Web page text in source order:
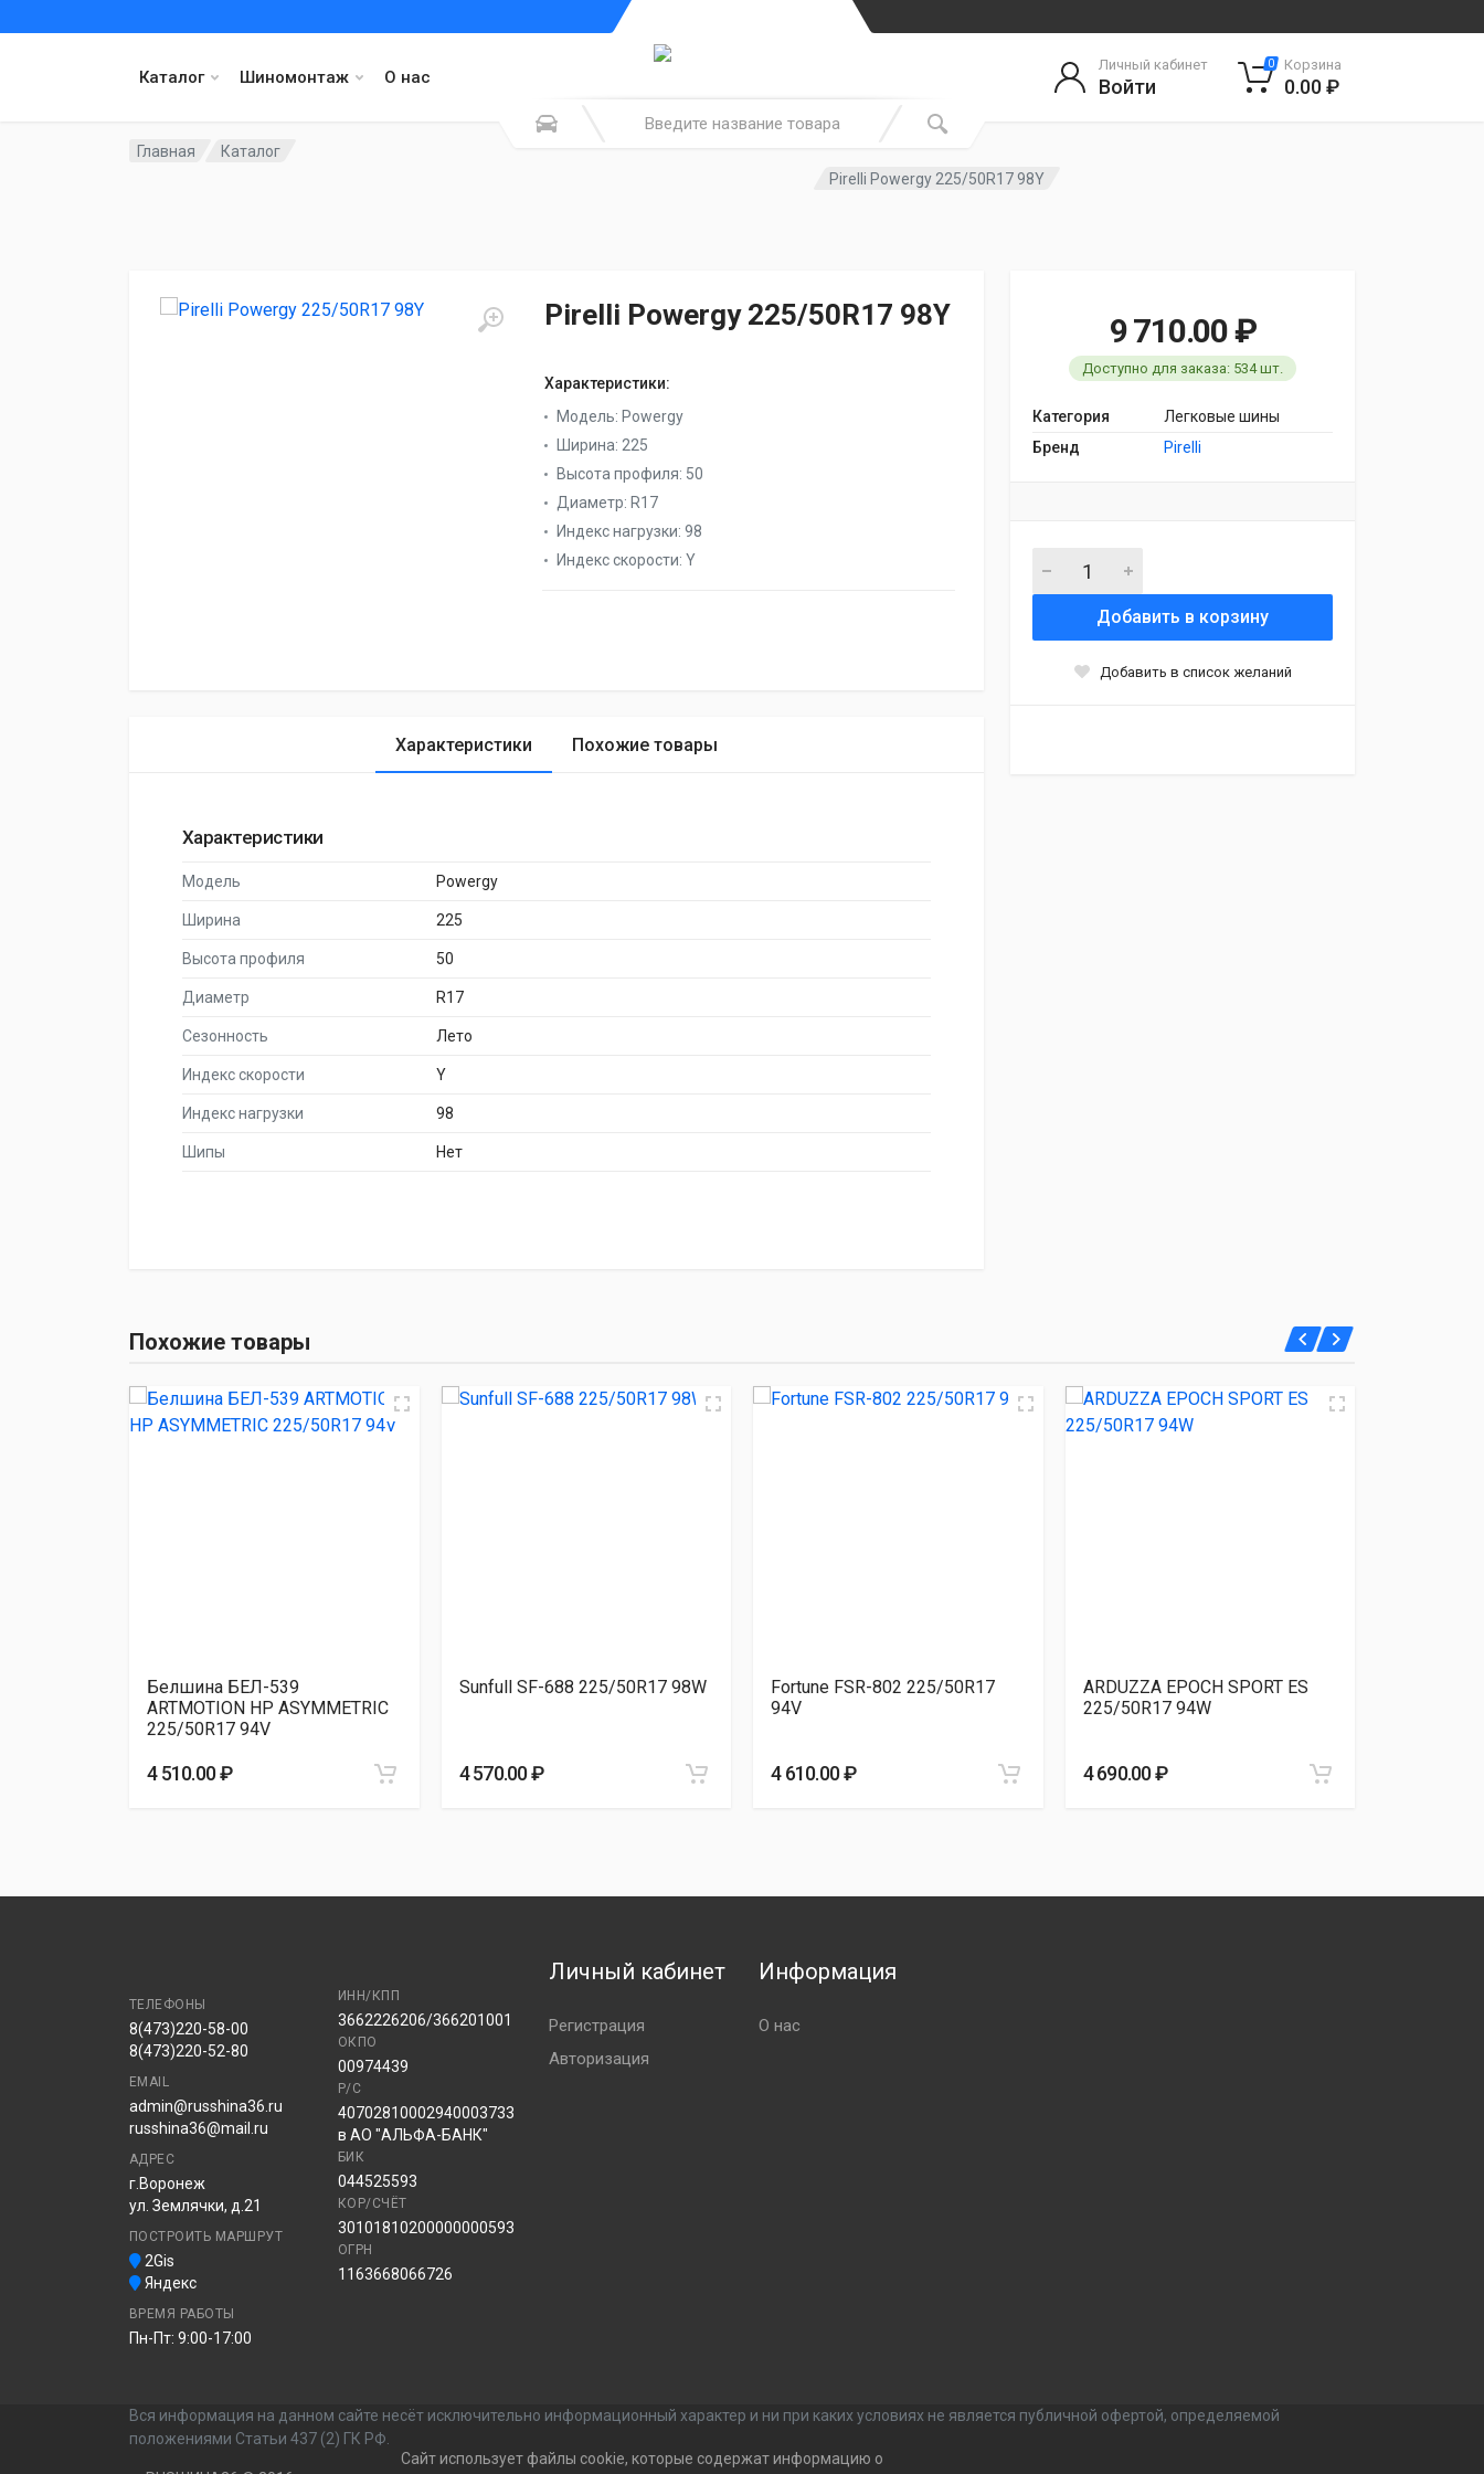
Каталог Шиномонтаж О нас
Личный кабинет
Войти
0 Корзина
0.00 ₽
Главная
Каталог
Pirelli Powergy 225/50R17 98Y
Pirelli Powergy 225/50R17 98Y
Характеристики:
Модель: Powergy
Ширина: 225
Высота профиля: 50
Диаметр: R17
Индекс нагрузки: 98
Индекс скорости: Y
9 710.00 ₽
Доступно для заказа: 534 шт.
Категория
Легковые шины
Бренд
Pirelli
Добавить в корзину
Добавить в список желаний
Характеристики Похожие товары
Характеристики
Модель Powergy
Ширина 225
Высота профиля 50
Диаметр R17
Сезонность Лето
Индекс скорости Y
Индекс нагрузки 98
Шипы Нет
Fortune FSR-802 225/50R17 94V
Похожие товары
Белшина БЕЛ-539
ARTMOTION HP ASYMMETRIC
225/50R17 94V
4 510.00 ₽
Sunfull SF-688 225/50R17 98W
4 570.00 ₽
Fortune FSR-802 225/50R17
94V
4 610.00 ₽
ARDUZZA EPOCH SPORT ES
225/50R17 94W
4 690.00 ₽
ТЕЛЕФОНЫ
8(473)220-58-00
8(473)220-52-80
EMAIL
admin@russhina36.ru
russhina36@mail.ru
АДРЕС
г.Воронеж
ул. Землячки, д.21
ПОСТРОИТЬ МАРШРУТ
2Gis
Яндекс
ВРЕМЯ РАБОТЫ
Пн-Пт: 9:00-17:00
ИНН/КПП
3662226206/366201001
ОКПО
00974439
Р/С
40702810002940003733
в АО "АЛЬФА-БАНК"
БИК
044525593
КОР/СЧЁТ
30101810200000000593
ОГРН
1163668066726
Личный кабинет
Регистрация
Авторизация
Информация
О нас
Вся информация на данном сайте несёт исключительно информационный характер и ни при каких условиях не является публичной офертой, определяемой
положениями Статьи 437 (2) ГК РФ.
Сайт использует файлы cookie, которые содержат информацию о